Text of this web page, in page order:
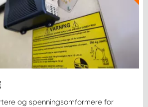
og spenningsomformere for